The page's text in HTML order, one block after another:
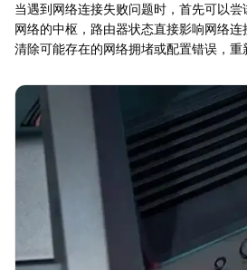
当遇到网络连接失败问题时，首先可以
网络的中枢，路由器状态直接影响网络
清除可能存在的网络拥堵或配置错误，重